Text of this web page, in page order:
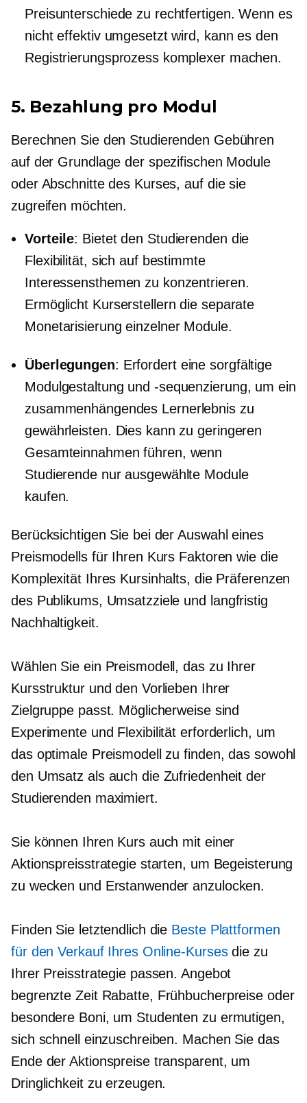
Preisunterschiede zu rechtfertigen. Wenn es
nicht effektiv umgesetzt wird, kann es den
Registrierungsprozess komplexer machen.
5. Bezahlung pro Modul
Berechnen Sie den Studierenden Gebühren
auf der Grundlage der spezifischen Module
oder Abschnitte des Kurses, auf die sie
zugreifen möchten.
Vorteile: Bietet den Studierenden die
Flexibilität, sich auf bestimmte
Interessensthemen zu konzentrieren.
Ermöglicht Kurserstellern die separate
Monetarisierung einzelner Module.
Überlegungen: Erfordert eine sorgfältige
Modulgestaltung und -sequenzierung, um ein
zusammenhängendes Lernerlebnis zu
gewährleisten. Dies kann zu geringeren
Gesamteinnahmen führen, wenn
Studierende nur ausgewählte Module
kaufen.
Berücksichtigen Sie bei der Auswahl eines
Preismodells für Ihren Kurs Faktoren wie die
Komplexität Ihres Kursinhalts, die Präferenzen
des Publikums, Umsatzziele und langfristig
Nachhaltigkeit.
Wählen Sie ein Preismodell, das zu Ihrer
Kursstruktur und den Vorlieben Ihrer
Zielgruppe passt. Möglicherweise sind
Experimente und Flexibilität erforderlich, um
das optimale Preismodell zu finden, das sowohl
den Umsatz als auch die Zufriedenheit der
Studierenden maximiert.
Sie können Ihren Kurs auch mit einer
Aktionspreisstrategie starten, um Begeisterung
zu wecken und Erstanwender anzulocken.
Finden Sie letztendlich die Beste Plattformen
für den Verkauf Ihres Online-Kursesdie zu
Ihrer Preisstrategie passen. Angebot
begrenzte ZeitRabatte, Frühbucherpreise oder
besondere Boni, um Studenten zu ermutigen,
sich schnell einzuschreiben. Machen Sie das
Ende der Aktionspreise transparent, um
Dringlichkeit zu erzeugen.